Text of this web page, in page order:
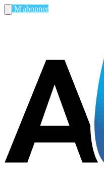
M'abonner